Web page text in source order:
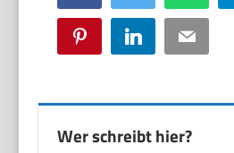
Pinterest LinkedIn Email
Wer schreibt hier?